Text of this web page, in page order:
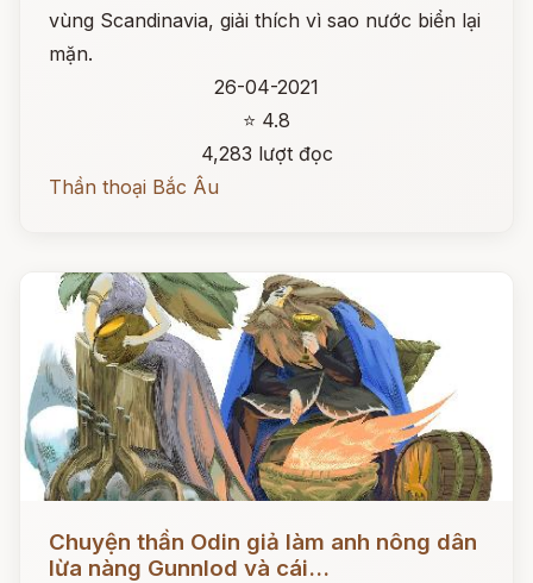
vùng Scandinavia, giải thích vì sao nước biển lại
mặn.
26-04-2021
⭐ 4.8
4,283 lượt đọc
Thần thoại Bắc Âu
Chuyện thần Odin giả làm anh nông dân
lừa nàng Gunnlod và cái...